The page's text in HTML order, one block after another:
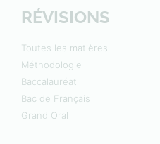
RÉVISIONS
Toutes les matières
Méthodologie
Baccalauréat
Bac de Français
Grand Oral